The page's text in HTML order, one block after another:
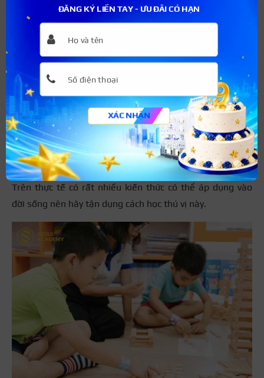
Phương pháp hiệu quả cần biết:Những cách
giúp bạn làm sao để siêng năng hơn
Học tập từ ngay trong đời sống
Học tập trong sách vở đôi khi sẽ rất nhàm chán. Tuy
nhiên nếu mọi người biết ứng dụng vào đời sống sẽ dễ
ghi nhớ và thú vị hơn rất nhiều. Toán học có thể ứng dụng
trong tính toán tiền bạc, ngoại ngữ ứng dụng giao tiếp
với người nước ngoài, sinh học trong trồng cây, nấu ăn…
Trên thực tế có rất nhiều kiến thức có thể áp dụng vào
đời sống nên hãy tận dụng cách học thú vị này.
ĐĂNG KÝ LIỀN TAY - ƯU ĐÃI CÓ HẠN
XÁC NHẬN